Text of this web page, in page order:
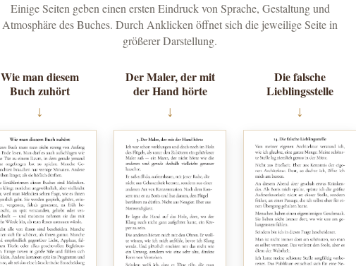
Einige Seiten geben einen ersten Eindruck von Sprache, Gestaltung und
Atmosphäre des Buches. Durch Anklicken öffnet sich die jeweilige Seite in
größerer Darstellung.
Wie man diesem
Buch zuhört
↓
Der Maler, der mit
der Hand hörte
↓
Die falsche
Lieblingsstelle
↓